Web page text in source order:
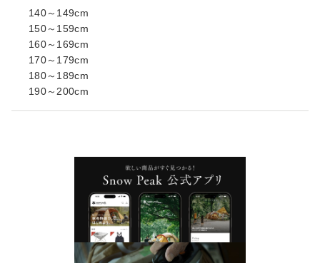
140～149cm
150～159cm
160～169cm
170～179cm
180～189cm
190～200cm